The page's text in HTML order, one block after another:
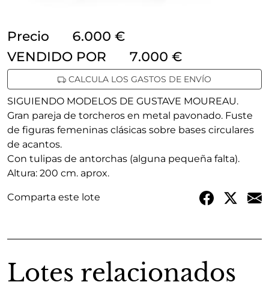
Precio
6.000 €
VENDIDO POR
7.000 €
CALCULA LOS GASTOS DE ENVÍO
SIGUIENDO MODELOS DE GUSTAVE MOUREAU.
Gran pareja de torcheros en metal pavonado. Fuste
de figuras femeninas clásicas sobre bases circulares
de acantos.
Con tulipas de antorchas (alguna pequeña falta).
Altura: 200 cm. aprox.
Comparta este lote
Lotes relacionados